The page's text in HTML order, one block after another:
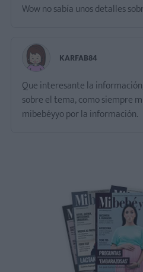
Wow no sabía unos detalles
KARFAB84
Que interesante la
sobre el tema, como siempre
mibebéyyo por la información.